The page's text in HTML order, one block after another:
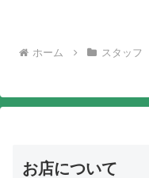
ホーム スタッフ
お店について